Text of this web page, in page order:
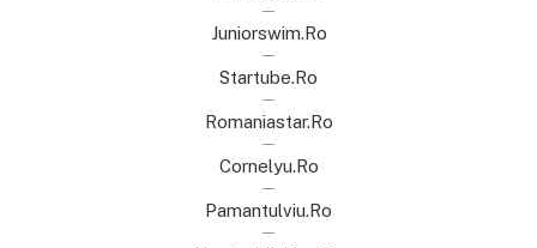
Juniorswim.ro
Startube.ro
Romaniastar.ro
Cornelyu.ro
Pamantulviu.ro